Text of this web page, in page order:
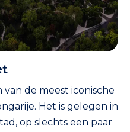
van de meest iconische
Het is gelegen in
op slechts een paar